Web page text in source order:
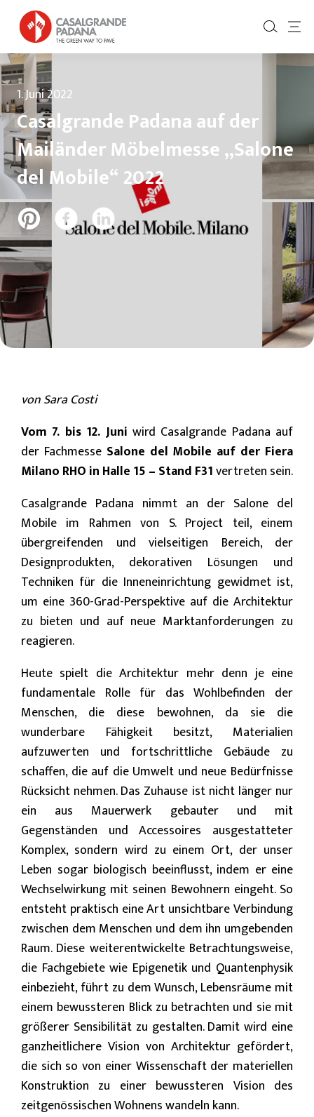
1. Juni 2022
Casalgrande Padana auf der
Mailänder Möbelmesse „Salone
del Mobile“ 2022
von Sara Costi
Vom 7. bis 12. Juni wird Casalgrande Padana auf
der Fachmesse Salone del Mobile auf der Fiera
Milano RHO in Halle 15 – Stand F31vertreten sein.
Casalgrande Padana nimmt an der Salone del
Mobile im Rahmen von S. Project teil, einem
übergreifenden und vielseitigen Bereich, der
Designprodukten, dekorativen Lösungen und
Techniken für die Inneneinrichtung gewidmet ist,
um eine 360-Grad-Perspektive auf die Architektur
zu bieten und auf neue Marktanforderungen zu
reagieren.
Heute spielt die Architektur mehr denn je eine
fundamentale Rolle für das Wohlbefinden der
Menschen, die diese bewohnen, da sie die
wunderbare Fähigkeit besitzt, Materialien
aufzuwerten und fortschrittliche Gebäude zu
schaffen, die auf die Umwelt und neue Bedürfnisse
Rücksicht nehmen. Das Zuhause ist nicht länger nur
ein aus Mauerwerk gebauter und mit
Gegenständen und Accessoires ausgestatteter
Komplex, sondern wird zu einem Ort, der unser
Leben sogar biologisch beeinflusst, indem er eine
Wechselwirkung mit seinen Bewohnern eingeht. So
entsteht praktisch eine Art unsichtbare Verbindung
zwischen dem Menschen und dem ihn umgebenden
Raum. Diese weiterentwickelte Betrachtungsweise,
die Fachgebiete wie Epigenetik und Quantenphysik
einbezieht, führt zu dem Wunsch, Lebensräume mit
einem bewussteren Blick zu betrachten und sie mit
größerer Sensibilität zu gestalten. Damit wird eine
ganzheitlichere Vision von Architektur gefördert,
die sich so von einer Wissenschaft der materiellen
Konstruktion zu einer bewussteren Vision des
zeitgenössischen Wohnens wandeln kann.